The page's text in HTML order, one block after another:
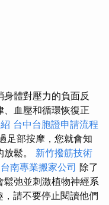
體對壓力的負面反
、血壓和循環恢復正
台中台胞證申請流程
足部按摩，您就會知
鬆。 新竹撥筋技術
台南專業搬家公司 除了
鬆弛並刺激植物神經系
請不要停止閱讀他們